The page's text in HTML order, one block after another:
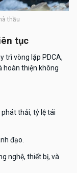
thầu
tục
trì vòng lặp PDCA,
hoàn thiện không
thải, tỷ lệ tái
đạo.
nghệ, thiết bị, và